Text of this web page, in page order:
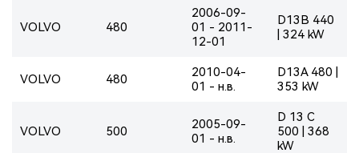
VOLVO 480
2006-09-
01 - 2011-
12-01
D13B 440
| 324 kW
VOLVO 480
2010-04-
01 - н.в.
D13A 480 |
353 kW
VOLVO 500
2005-09-
01 - н.в.
D 13 C
500 | 368
kW